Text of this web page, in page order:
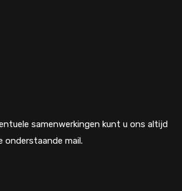
samenwerkingen kunt u ons altijd
onderstaande mail.